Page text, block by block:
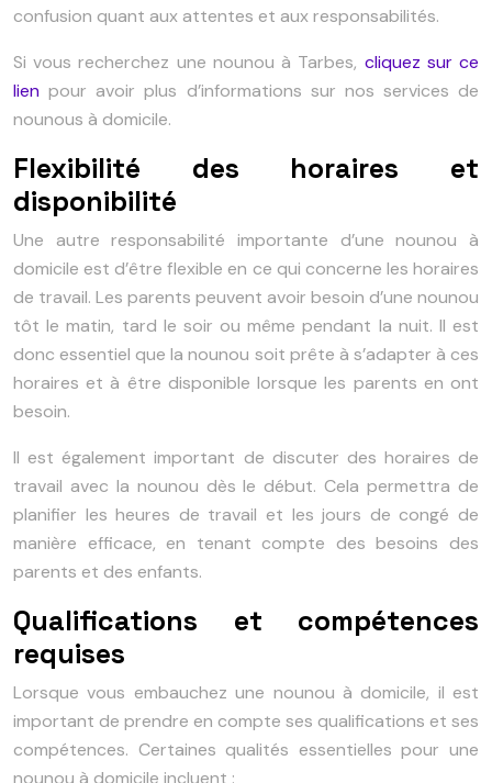
confusion quant aux attentes et aux responsabilités.
Si vous recherchez une nounou à Tarbes, cliquez sur ce
lien pour avoir plus d’informations sur nos services de
nounous à domicile.
Flexibilité des horaires et
disponibilité
Une autre responsabilité importante d’une nounou à
domicile est d’être flexible en ce qui concerne les horaires
de travail. Les parents peuvent avoir besoin d’une nounou
tôt le matin, tard le soir ou même pendant la nuit. Il est
donc essentiel que la nounou soit prête à s’adapter à ces
horaires et à être disponible lorsque les parents en ont
besoin.
Il est également important de discuter des horaires de
travail avec la nounou dès le début. Cela permettra de
planifier les heures de travail et les jours de congé de
manière efficace, en tenant compte des besoins des
parents et des enfants.
Qualifications et compétences
requises
Lorsque vous embauchez une nounou à domicile, il est
important de prendre en compte ses qualifications et ses
compétences. Certaines qualités essentielles pour une
nounou à domicile incluent :